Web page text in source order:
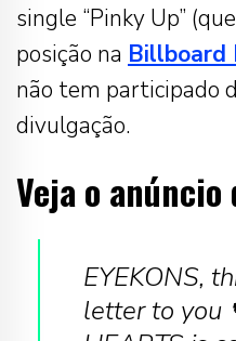
single “Pinky Up”
posição na Billboard
não tem participado
divulgação.
Veja o anúncio
EYEKONS,
letter to you